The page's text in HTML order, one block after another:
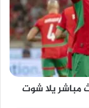
مباشر يلا شوت